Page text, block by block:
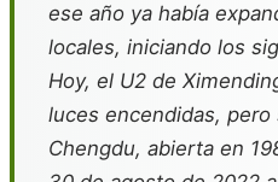
ese año ya había
locales, iniciando los
Hoy, el U2 de
luces encendidas,
Chengdu, abierta en